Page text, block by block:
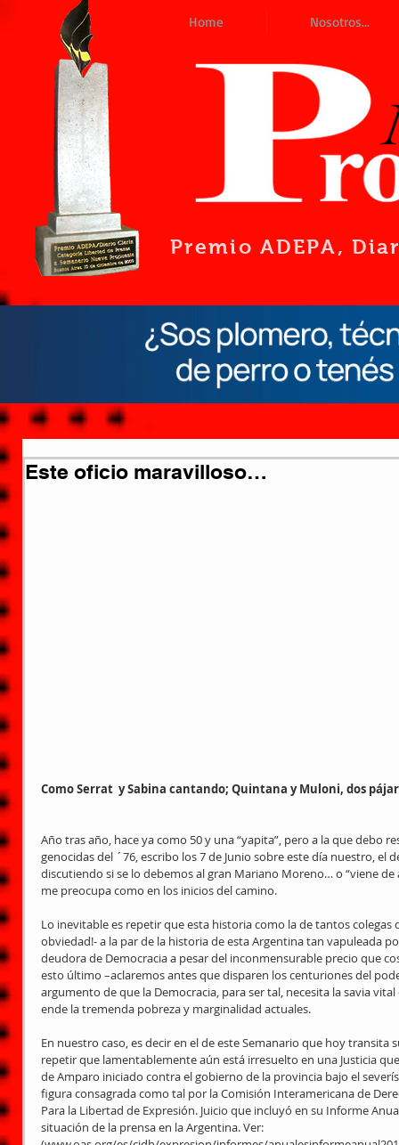
Home Nosotros...
Premio ADEPA,
Este oficio maravilloso…
Como Serrat  y Sabina cantando; Quintana y Muloni, dos
Año tras año, hace ya como 50 y una “yapita”, pero a la que debo
genocidas del ´76, escribo los 7 de Junio sobre este día nuestro, el
discutiendo si se lo debemos al gran Mariano Moreno… o “viene
me preocupa como en los inicios del camino.
Lo inevitable es repetir que esta historia como la de tantos colegas
obviedad!- a la par de la historia de esta Argentina tan vapuleada
deudora de Democracia a pesar del inconmensurable precio que
esto último –aclaremos antes que disparen los centuriones del
argumento de que la Democracia, para ser tal, necesita la savia
ende la tremenda pobreza y marginalidad actuales.
En nuestro caso, es decir en el de este Semanario que hoy transita
repetir que lamentablemente aún está irresuelto en una Justicia
de Amparo iniciado contra el gobierno de la provincia bajo el
figura consagrada como tal por la Comisión Interamericana de
Para la Libertad de Expresión. Juicio que incluyó en su Informe
situación de la prensa en la Argentina. Ver: